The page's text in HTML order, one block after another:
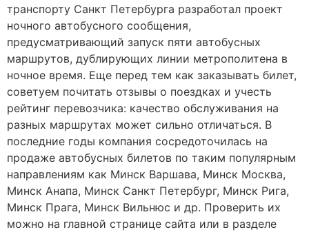
транспорту Санкт Петербурга разработал проект
ночного автобусного сообщения,
предусматривающий запуск пяти автобусных
маршрутов, дублирующих линии метрополитена в
ночное время. Еще перед тем как заказывать билет,
советуем почитать отзывы о поездках и учесть
рейтинг перевозчика: качество обслуживания на
разных маршрутах может сильно отличаться. В
последние годы компания сосредоточилась на
продаже автобусных билетов по таким популярным
направлениям как Минск Варшава, Минск Москва,
Минск Анапа, Минск Санкт Петербург, Минск Рига,
Минск Прага, Минск Вильнюс и др. Проверить их
можно на главной странице сайта или в разделе